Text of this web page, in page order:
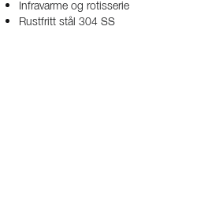
Infravarme og rotisserie
Rustfritt stål 304 SS